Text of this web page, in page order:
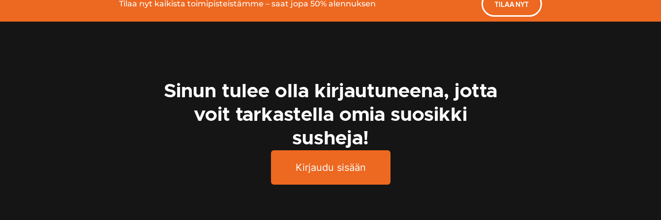
Tilaa nyt kaikista toimipisteistämme – saat jopa 50% alennuksen TILAA NYT
Sinun tulee olla kirjautuneena, jotta
voit tarkastella omia suosikki
susheja!
Kirjaudu sisään